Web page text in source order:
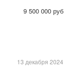
13 декабря 2024
9 500 000 руб